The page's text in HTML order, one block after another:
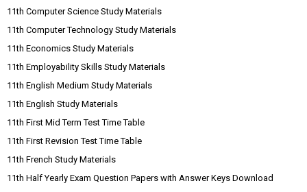
11th Computer Science Study Materials
11th Computer Technology Study Materials
11th Economics Study Materials
11th Employability Skills Study Materials
11th English Medium Study Materials
11th English Study Materials
11th First Mid Term Test Time Table
11th First Revision Test Time Table
11th French Study Materials
11th Half Yearly Exam Question Papers with Answer Keys Download